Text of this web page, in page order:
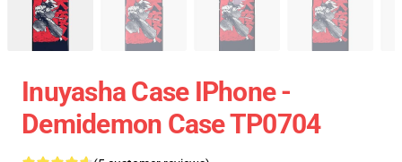
Inuyasha Case IPhone -
Demidemon Case TP0704